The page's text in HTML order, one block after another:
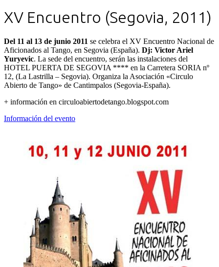
XV Encuentro (Segovia, 2011)
Del 11 al 13 de junio 2011 se celebra el XV Encuentro Nacional de
Aficionados al Tango, en Segovia (España). Dj: Victor Ariel
Yuryevic. La sede del encuentro, serán las instalaciones del
HOTEL PUERTA DE SEGOVIA **** en la Carretera SORIA nº
12, (La Lastrilla – Segovia). Organiza la Asociación «Circulo
Abierto de Tango» de Cantimpalos (Segovia-España).
+ información en circuloabiertodetango.blogspot.com
Información del evento